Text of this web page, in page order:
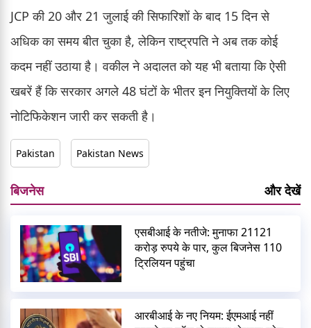
JCP की 20 और 21 जुलाई की सिफारिशों के बाद 15 दिन से
अधिक का समय बीत चुका है, लेकिन राष्ट्रपति ने अब तक कोई
कदम नहीं उठाया है। वकील ने अदालत को यह भी बताया कि ऐसी
खबरें हैं कि सरकार अगले 48 घंटों के भीतर इन नियुक्तियों के लिए
नोटिफिकेशन जारी कर सकती है।
Pakistan Pakistan News
बिजनेस और देखें
एसबीआई के नतीजे: मुनाफा 21121
करोड़ रुपये के पार, कुल बिजनेस 110
ट्रिलियन पहुंचा
आरबीआई के नए नियम: ईएमआई नहीं